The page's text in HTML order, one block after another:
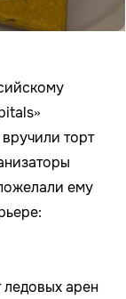
торт
ему
арен